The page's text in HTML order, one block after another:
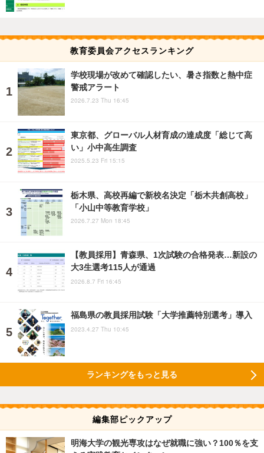
教育委員会アクセスランキング
学校現場が改めて確認したい、暑さ指数と熱中症
警戒アラート
2026.7.23 Thu 16:45
東京都、グローバル人材育成の達成度「総じて高
い」小中高生調査
2025.5.23 Fri 15:15
栃木県、高校再編で新校名決定「栃木共創高校」
「小山中等教育学校」
2026.7.27 Mon 18:45
【教員採用】青森県、1次試験の合格発表…新設の
大3生選考115人が通過
2026.8.7 Fri 16:45
福島県の教員採用試験「大学推薦特別選考」導入
2023.4.27 Thu 10:45
ランキングをもっと見る
編集部ピックアップ
明海大学の観光専攻はなぜ就職に強い？100％を支